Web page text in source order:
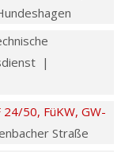
|
24/50, FüKW, GW-
Straße